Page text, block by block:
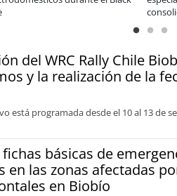
cambio cultural en las
energético
del WRC Rally Chile
y la realización de la
está programada desde el 10 al 13 de
fichas básicas de
en las zonas afectadas
en Biobío